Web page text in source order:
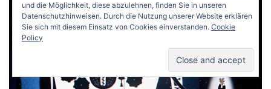
und die Möglichkeit, diese abzulehnen, finden Sie in unseren
Datenschutzhinweisen. Durch die Nutzung unserer Website erklären
Sie sich mit diesem Einsatz von Cookies einverstanden. Cookie
Policy